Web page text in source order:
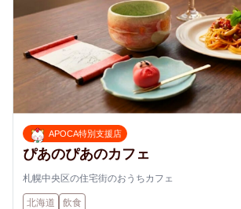
APOCA特別支援店
ぴあのぴあのカフェ
札幌中央区の住宅街のおうちカフェ
北海道 飲食